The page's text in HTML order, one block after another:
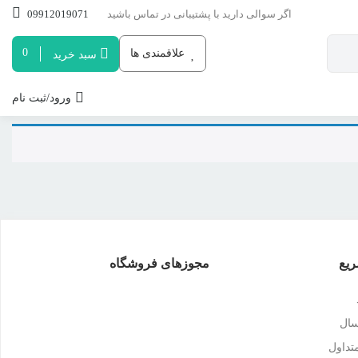
اگر سوالی دارید با پشتیبانی در تماس باشید 09912019071
علاقمندی ها سبد خرید 0
ورود/ثبت نام
مجوزهای فروشگاه